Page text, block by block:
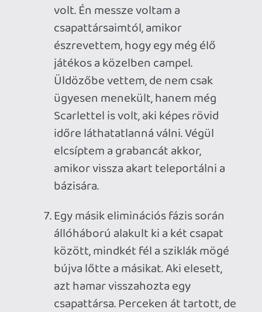
Ostromfázis, mi támadunk. Sikerült
elsunnyognom úgy, hogy senki se
vegyen észre, és rá tudjam tenni az
Anchor Stone-ra a bombát. A
többiek aztán beértek, és annak
megvédésével megnyertük a
meccset.
Egy másik játék támadó
ostromfázisában a csapat az A
generátor körül telepített egy
segíteni, hanem a B generátor
körül maradtam. Miután a
csapattársaimat leszedték, és
bombát deaktiválta az ellenfél, én
egyből feltelepítettem a B pontra,
amit már sikerült megvédnünk. (Azt
a meccset emlékeim alapján